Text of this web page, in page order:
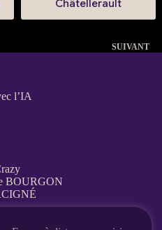
Châtellerault
SUIVANT
l’IA
BOURGON